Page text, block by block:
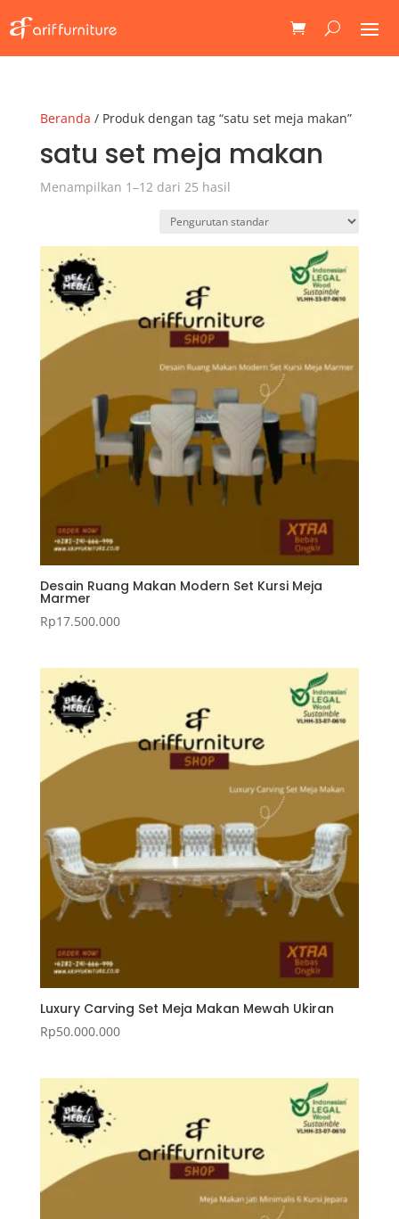
Beranda / Produk dengan tag “satu set meja makan”
satu set meja makan
Menampilkan 1–12 dari 25 hasil
Desain Ruang Makan Modern Set Kursi Meja
Marmer
Rp17.500.000
Luxury Carving Set Meja Makan Mewah Ukiran
Rp50.000.000